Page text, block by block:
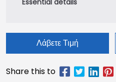
Λάβετε Τιμή